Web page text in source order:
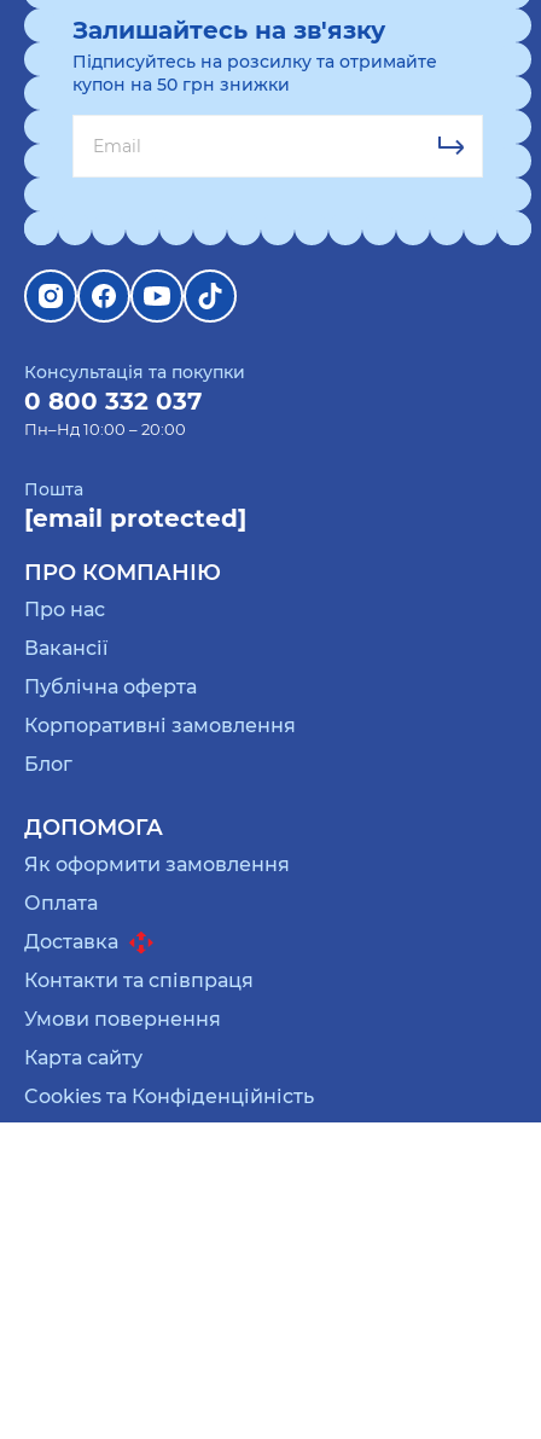
Консультація та покупки
0 800 332 037
Пн–Нд 10:00 – 20:00
Пошта
[email protected]
ПРО КОМПАНІЮ
Про нас
Вакансії
Публічна оферта
Корпоративні замовлення
Блог
ДОПОМОГА
Як оформити замовлення
Оплата
Доставка
Контакти та співпраця
Умови повернення
Карта сайту
Cookies та Конфіденційність
Залишайтесь на зв'язку
Підписуйтесь на розсилку та отримайте
купон на 50 грн знижки